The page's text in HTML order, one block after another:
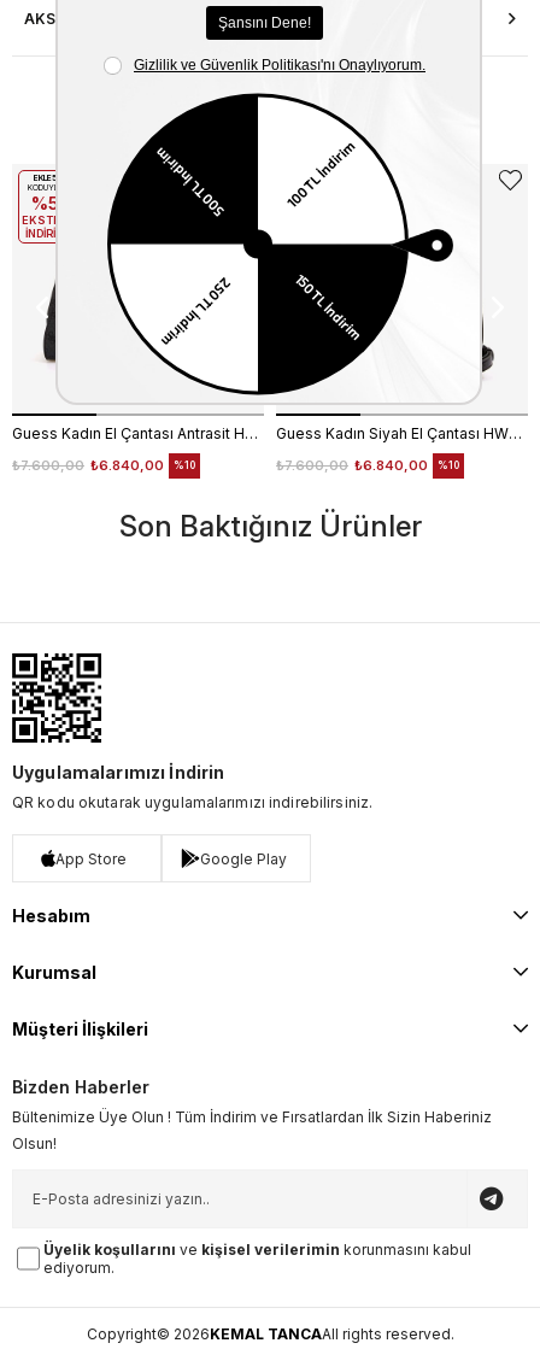
AKSESUAR ONARIMI
Benzer Ürünler
Guess Kadın El Çantası Antrasit HWBG7879070
₺6.840,00
₺7.600,00 %10
EKLE5
KODUYLA
%5
EKSTRA
İNDİRİM
Guess Kadın Siyah El Çantası HWNG9496060
₺6.840,00
₺7.600,00 %10
EKLE5
KODUYLA
%5
Son Baktığınız Ürünler
Uygulamalarımızı İndirin
QR kodu okutarak uygulamalarımızı indirebilirsiniz.
App Store Google Play
Hesabım
Kurumsal
Müşteri İlişkileri
Bizden Haberler
Bültenimize Üye Olun ! Tüm İndirim ve Fırsatlardan İlk Sizin Haberiniz
Olsun!
Üyelik koşullarını ve kişisel verilerimin korunmasını kabul
ediyorum.
Copyright© 2026KEMAL TANCAAll rights reserved.